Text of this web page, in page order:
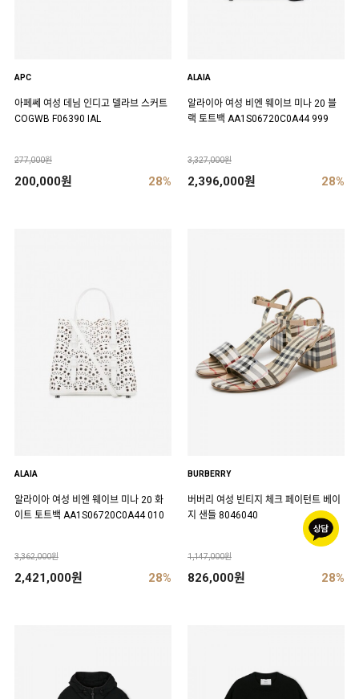
APC
아페쎄 여성 데님 인디고 델라브 스커트
COGWB F06390 IAL
277,000원
200,000원 28%
ALAIA
알라이아 여성 비엔 웨이브 미나 20 블
랙 토트백 AA1S06720C0A44 999
3,327,000원
2,396,000원 28%
ALAIA
알라이아 여성 비엔 웨이브 미나 20 화
이트 토트백 AA1S06720C0A44 010
3,362,000원
2,421,000원 28%
BURBERRY
버버리 여성 빈티지 체크 페이턴트 베이
지 샌들 8046040
1,147,000원
826,000원 28%